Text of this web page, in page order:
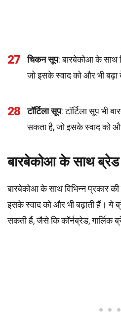
27 चिकन सूप: बारबेकोआ के साथ
जो इसके स्वाद को और भी बढ़ा
28 टॉर्टिला सूप: टॉर्टिला सूप भी
सकता है, जो इसके स्वाद को
बारबेकोआ के साथ ब्रेड
बारबेकोआ के साथ विभिन्न प्रकार
इसके स्वाद को और भी बढ़ाती हैं। ये
सकती हैं, जैसे कि कॉर्नब्रेड, गार्लिक